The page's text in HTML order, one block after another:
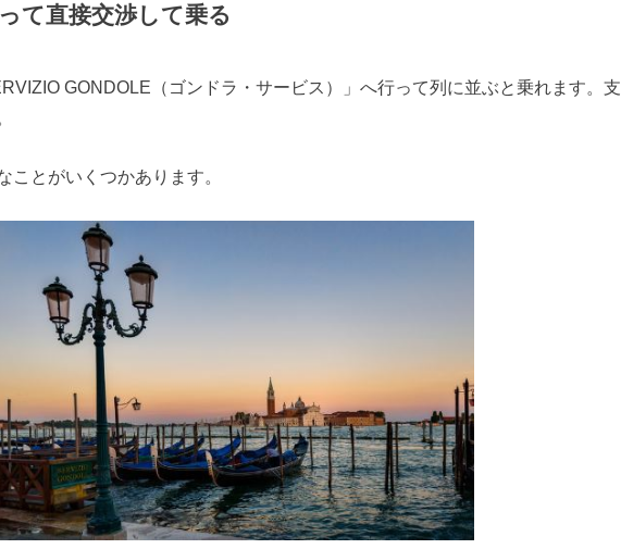
て直接交渉して乗る
GONDOLE（ゴンドラ・サービス）」へ行って列に並ぶと乗れます。支
ことがいくつかあります。